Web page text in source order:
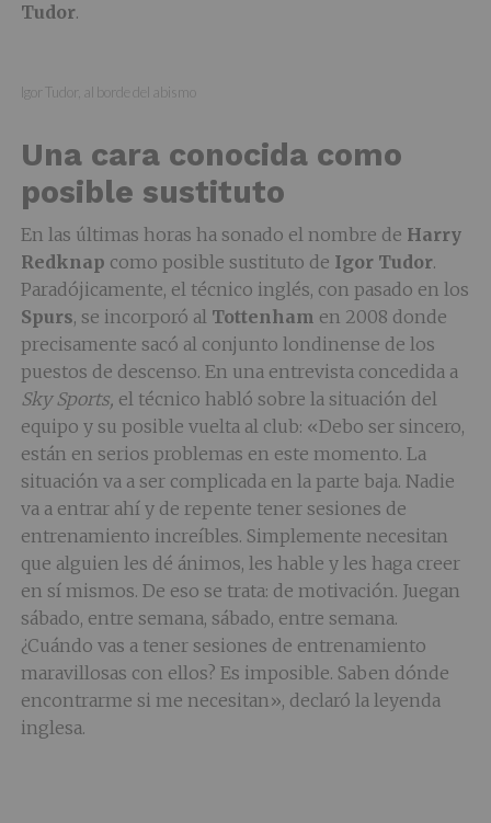
Tudor.
Igor Tudor, al borde del abismo
Una cara conocida como
posible sustituto
En las últimas horas ha sonado el nombre de Harry
Redknap como posible sustituto de Igor Tudor.
Paradójicamente, el técnico inglés, con pasado en los
Spurs, se incorporó al Tottenham en 2008 donde
precisamente sacó al conjunto londinense de los
puestos de descenso. En una entrevista concedida a
Sky Sports, el técnico habló sobre la situación del
equipo y su posible vuelta al club: «Debo ser sincero,
están en serios problemas en este momento. La
situación va a ser complicada en la parte baja. Nadie
va a entrar ahí y de repente tener sesiones de
entrenamiento increíbles. Simplemente necesitan
que alguien les dé ánimos, les hable y les haga creer
en sí mismos. De eso se trata: de motivación. Juegan
sábado, entre semana, sábado, entre semana.
¿Cuándo vas a tener sesiones de entrenamiento
maravillosas con ellos? Es imposible. Saben dónde
encontrarme si me necesitan», declaró la leyenda
inglesa.